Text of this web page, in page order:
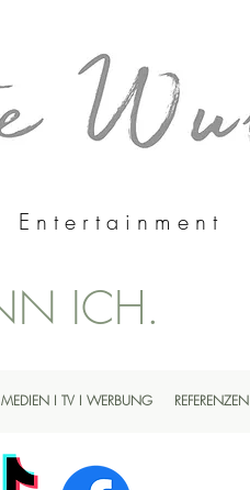
ICH.
MEDIEN I TV I WERBUNG REFERENZEN